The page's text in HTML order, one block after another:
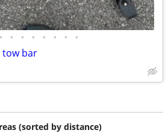
• • • • • • • •
tow bar
(sorted by distance)